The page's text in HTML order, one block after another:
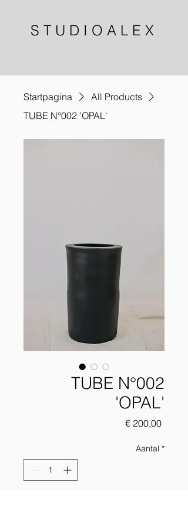
S T U D I O A L E X
Startpagina
All Products
TUBE N°002 'OPAL'
TUBE N°002
'OPAL'
€ 200,00Prijs
Aantal *